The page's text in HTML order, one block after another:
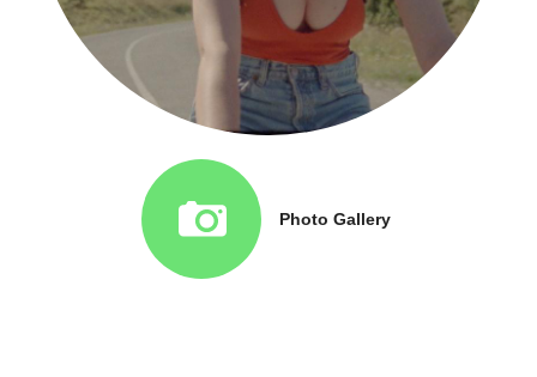
Photo Gallery